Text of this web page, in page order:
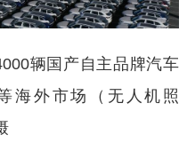
辆国产自主品牌汽车
海外市场（无人机照